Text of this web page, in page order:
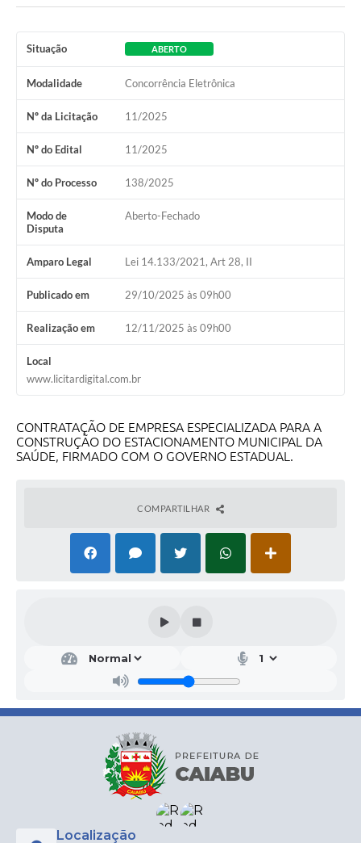
Situação ABERTO
Modalidade Concorrência Eletrônica
Nº da Licitação 11/2025
Nº do Edital 11/2025
Nº do Processo 138/2025
Modo de
Disputa
Aberto-Fechado
Amparo Legal Lei 14.133/2021, Art 28, II
Publicado em 29/10/2025 às 09h00
Realização em 12/11/2025 às 09h00
Local
www.licitardigital.com.br
CONTRATAÇÃO DE EMPRESA ESPECIALIZADA PARA A
CONSTRUÇÃO DO ESTACIONAMENTO MUNICIPAL DA
SAÚDE, FIRMADO COM O GOVERNO ESTADUAL.
COMPARTILHAR
Localização